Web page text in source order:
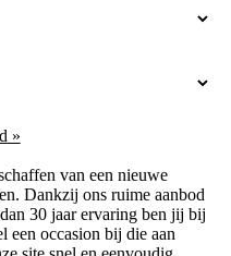
»
van een nieuwe
Dankzij ons ruime aanbod
30 jaar ervaring ben jij bij
een occasion bij die aan